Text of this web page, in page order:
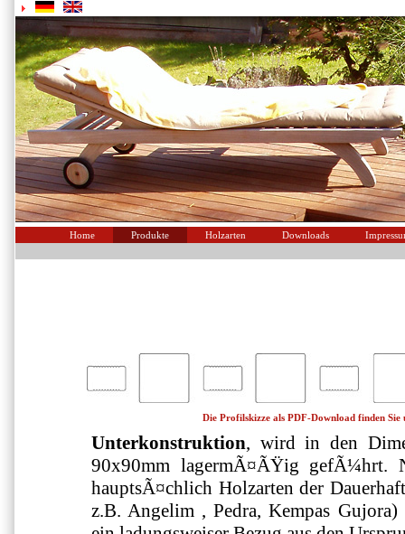
Home Produkte Holzarten Downloads
Die Profilskizze als PDF-Download finden Sie
Unterkonstruktion, wird in den
90x90mm lagermÃ¤ÃŸig gefÃ¼hrt.
hauptsÃ¤chlich Holzarten der
z.B. Angelim , Pedra, Kempas